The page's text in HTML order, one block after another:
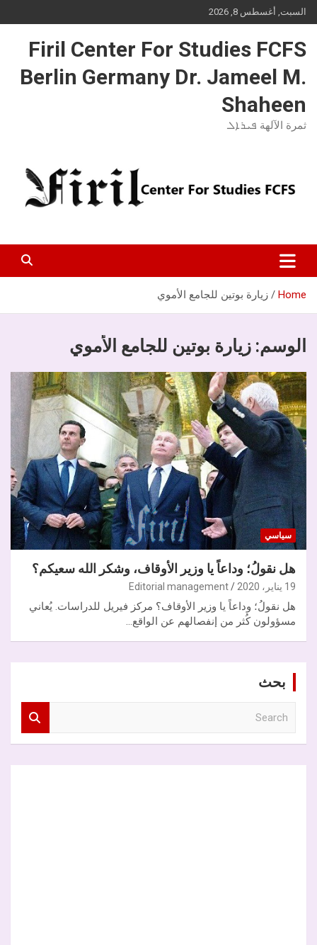
Skip
to
السبت, أغسطس 8, 2026
Firil Center For Studies FCFS
Berlin Germany Dr. Jameel M.
Shaheen
ثمرة الآلهة ܦܝܪܐܠ
Home زيارة بوتين للجامع الأموي
الوسم: زيارة بوتين للجامع الأموي
سياسي
هل نقولُ؛ وداعاً يا وزير الأوقاف، وشكر الله سعيكم؟
19 يناير، 2020 Editorial management
هل نقولُ؛ وداعاً يا وزير الأوقاف؟ مركز فيريل للدراسات. يُعاني
مسؤولون كُثر من إنفصالهم عن الواقع…
بحث